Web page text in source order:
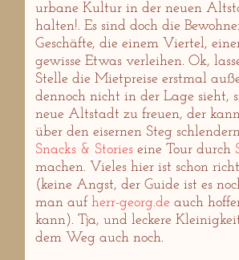
urbane Kultur in der neuen
halten!. Es sind doch die
Geschäfte, die einem Viertel,
gewisse Etwas verleihen. Ok,
Stelle die Mietpreise erstmal
dennoch nicht in der Lage sieht,
neue Altstadt zu freuen, der
über den eisernen Steg
Snacks & Storieseine Tour durch
machen. Vieles hier ist schon
(keine Angst, der Guide ist es
man auf herr-georg.de auch
kann). Tja, und leckere
dem Weg auch noch.